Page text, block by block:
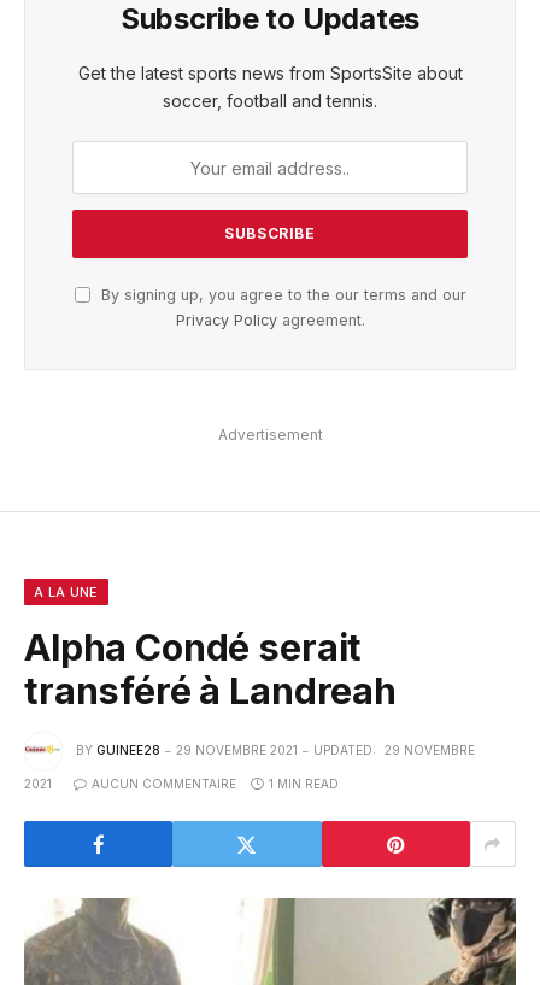
Subscribe to Updates
Get the latest sports news from SportsSite about
soccer, football and tennis.
By signing up, you agree to the our terms and our
Privacy Policyagreement.
Advertisement
A LA UNE
Alpha Condé serait
transféré à Landreah
BY GUINEE28 29 NOVEMBRE 2021 UPDATED: 29 NOVEMBRE
2021 AUCUN COMMENTAIRE 1 MIN READ